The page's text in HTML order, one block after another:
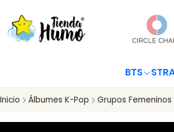
BTS
Inicio Álbumes K-Pop Grupos Femeninos